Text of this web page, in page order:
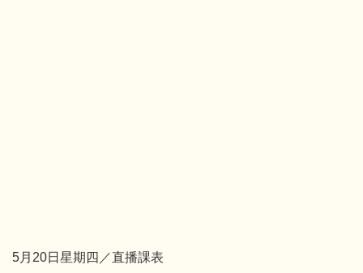
5月20日星期四／直播課表